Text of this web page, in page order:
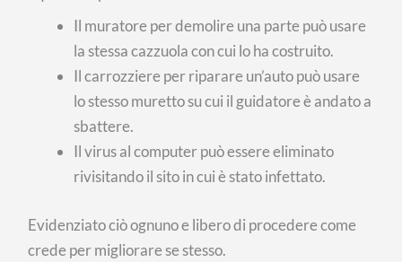
Il muratore per demolire una parte può usare
la stessa cazzuola con cui lo ha costruito.
Il carrozziere per riparare un’auto può usare
lo stesso muretto su cui il guidatore è andato a
sbattere.
Il virus al computer può essere eliminato
rivisitando il sito in cui è stato infettato.
Evidenziato ciò ognuno e libero di procedere come
crede per migliorare se stesso.